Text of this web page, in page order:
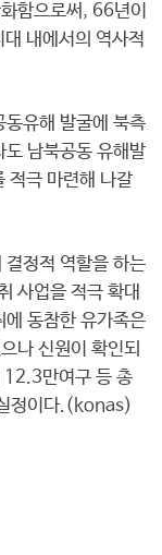
함으로써, 66년이
내에서의 역사적
유해 발굴에 북측
도 남북공동 유해발
적극 마련해 나갈
결정적 역할을 하는
사업을 적극 확대
동참한 유가족은
나 신원이 확인되
12.3만여구 등 총
정이다.(konas)